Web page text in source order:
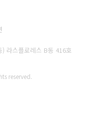
라스플로레스 B동 416호
reserved.